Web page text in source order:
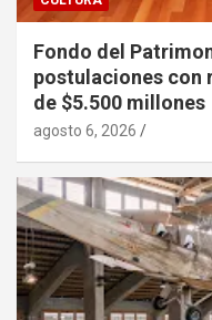
Fondo del
postulaciones con
de $5.500 millones
agosto 6, 2026